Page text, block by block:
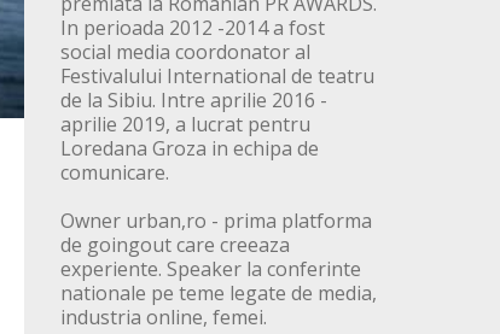
In perioada 2012 -2014 a fost
social media coordonator al
Festivalului International de teatru
de la Sibiu. Intre aprilie 2016 -
aprilie 2019, a lucrat pentru
Loredana Groza in echipa de
comunicare.
Owner urban,ro - prima platforma
de goingout care creeaza
experiente. Speaker la conferinte
nationale pe teme legate de media,
industria online, femei.